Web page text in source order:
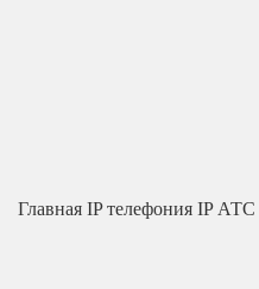
Главная IP телефония IP АТС